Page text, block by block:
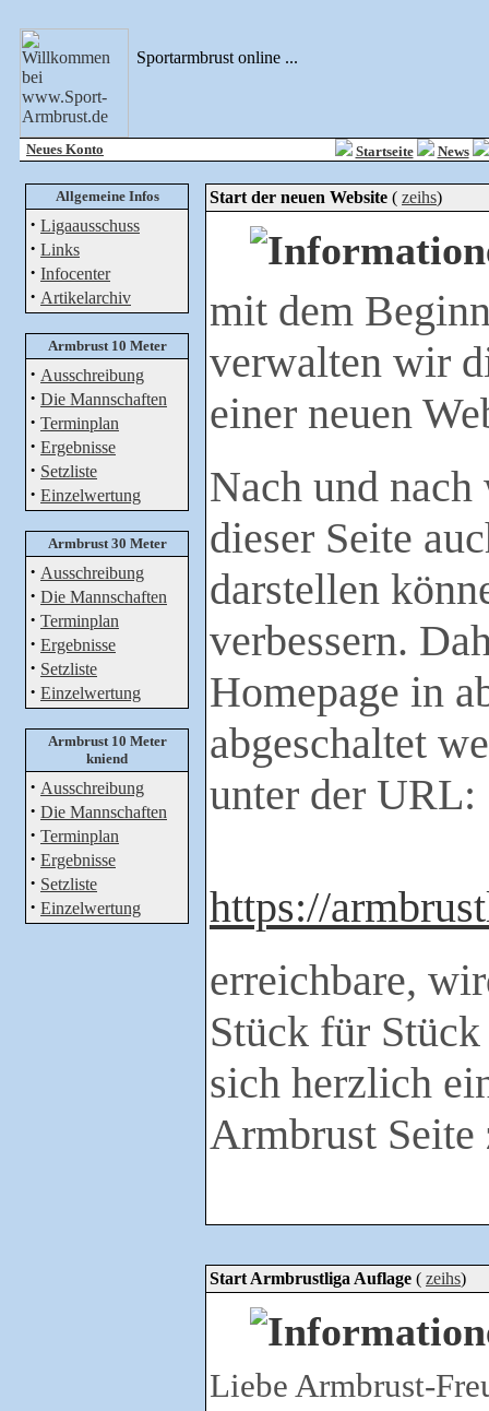
Sportarmbrust online ...
Neues Konto Startseite News
Allgemeine Infos
· Ligaausschuss
· Links
· Infocenter
· Artikelarchiv
Armbrust 10 Meter
· Ausschreibung
· Die Mannschaften
· Terminplan
· Ergebnisse
· Setzliste
· Einzelwertung
Armbrust 30 Meter
· Ausschreibung
· Die Mannschaften
· Terminplan
· Ergebnisse
· Setzliste
· Einzelwertung
Armbrust 10 Meter
kniend
· Ausschreibung
· Die Mannschaften
· Terminplan
· Ergebnisse
· Setzliste
· Einzelwertung
Start der neuen Website ( zeihs)
mit dem
verwalten wir
einer neuen
Nach und
dieser Seite
darstellen
verbessern.
Homepage in
abgeschaltet
unter der URL:
https://
erreichbare,
Stück für
sich herzlich
Armbrust Seite
Start Armbrustliga Auflage ( zeihs)
Liebe Armbrust-